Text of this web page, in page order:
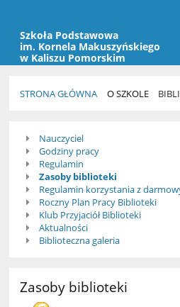
Szkoła Podstawowa
im. Kornela Makuszyńskiego
w Kaliszu Pomorskim
STRONA GŁÓWNA O SZKOLE
Biblioteka
szkolnaNauczyciel
Godziny pracy
Regulamin
Zasoby biblioteki
Regulamin korzystania z
Roczny Plan Pracy Biblioteki
Klub Przyjaciół Biblioteki
Aktualności
Biblioteczna galeria
Zasoby biblioteki